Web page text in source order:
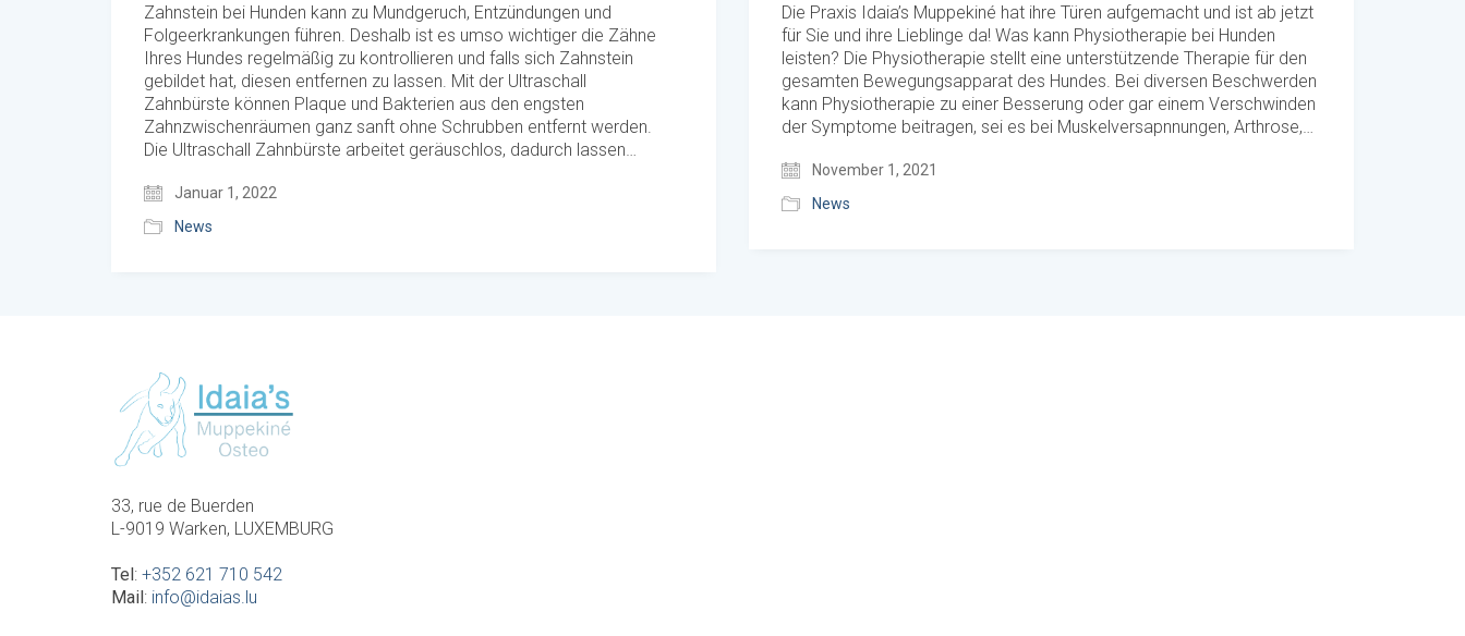
Zahnstein bei Hunden kann zu Mundgeruch, Entzündungen und
Folgeerkrankungen führen. Deshalb ist es umso wichtiger die Zähne
Ihres Hundes regelmäßig zu kontrollieren und falls sich Zahnstein
gebildet hat, diesen entfernen zu lassen. Mit der Ultraschall
Zahnbürste können Plaque und Bakterien aus den engsten
Zahnzwischenräumen ganz sanft ohne Schrubben entfernt werden.
Die Ultraschall Zahnbürste arbeitet geräuschlos, dadurch lassen…
Januar 1, 2022
News
Die Praxis Idaia’s Muppekiné hat ihre Türen aufgemacht und ist ab jetzt
für Sie und ihre Lieblinge da! Was kann Physiotherapie bei Hunden
leisten? Die Physiotherapie stellt eine unterstützende Therapie für den
gesamten Bewegungsapparat des Hundes. Bei diversen Beschwerden
kann Physiotherapie zu einer Besserung oder gar einem Verschwinden
der Symptome beitragen, sei es bei Muskelversapnnungen, Arthrose,…
November 1, 2021
News
33, rue de Buerden
L-9019 Warken, LUXEMBURG
Tel: +352 621 710 542
Mail: info@idaias.lu